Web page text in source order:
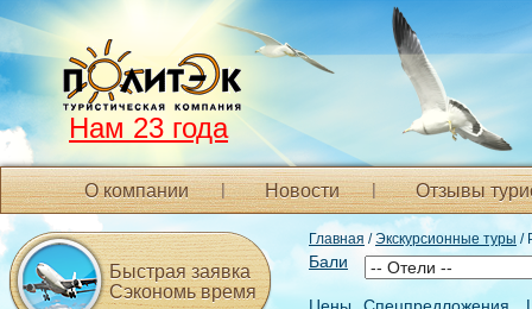
Нам 23 года
О компании Новости Отзывы
Главная /Экскурсионные туры /
Бали
Быстрая заявка
Сэкономь время